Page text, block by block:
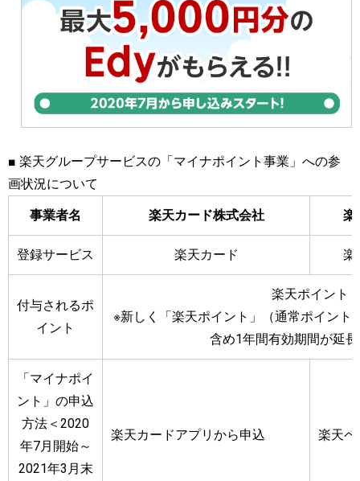
■ 楽天グループサービスの「マイナポイント事業」への参
画状況について
事業者名 楽天カード株式会社 楽
登録サービス 楽天カード 楽
付与されるポ
イント
楽天ポイント
※新しく「楽天ポイント」（通常ポイント
含め1年間有効期間が延
「マイナポイ
ント」の申込
方法＜2020
年7月開始～
2021年3月末
楽天カードアプリから申込 楽天ペ